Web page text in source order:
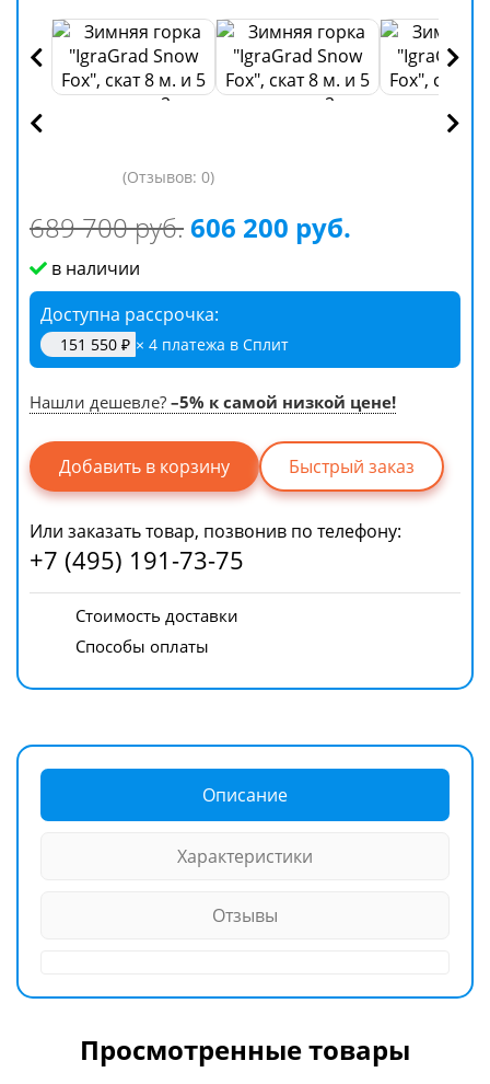
(Отзывов: 0)
689 700 руб.606 200 руб.
в наличии
Доступна рассрочка
151 550 ₽ × 4 платежа в Сплит
Нашли дешевле? –5% к самой низкой цене!
Быстрый заказ
Или заказать товар, позвонив по телефону:
+7 (495) 191-73-75
Стоимость доставки
Способы оплаты
Описание
Характеристики
Отзывы
Просмотренные товары